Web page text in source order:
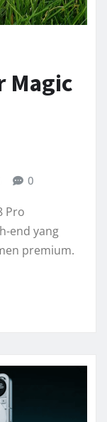
Magic
0
Pro
end yang
premium.